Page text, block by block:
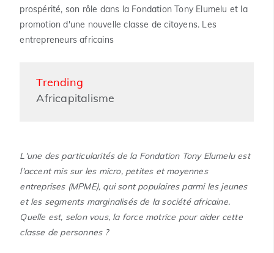
prospérité, son rôle dans la Fondation Tony Elumelu et la
promotion d'une nouvelle classe de citoyens. Les
entrepreneurs africains
Trending
Africapitalisme
L'une des particularités de la Fondation Tony Elumelu est
l'accent mis sur les micro, petites et moyennes
entreprises (MPME), qui sont populaires parmi les jeunes
et les segments marginalisés de la société africaine.
Quelle est, selon vous, la force motrice pour aider cette
classe de personnes ?